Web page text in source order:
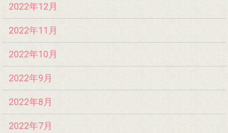
2022年12月
2022年11月
2022年10月
2022年9月
2022年8月
2022年7月